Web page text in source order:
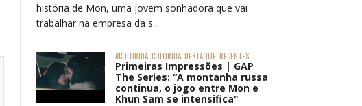
história de Mon, uma jovem sonhadora que vai
trabalhar na empresa da s...
#COLORIDA COLORIDA DESTAQUE RECENTES
Primeiras Impressões | GAP
The Series: “A montanha russa
continua, o jogo entre Mon e
Khun Sam se intensifica"